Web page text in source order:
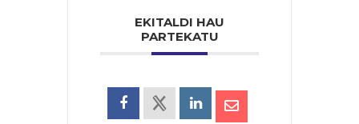
EKITALDI HAU
PARTEKATU